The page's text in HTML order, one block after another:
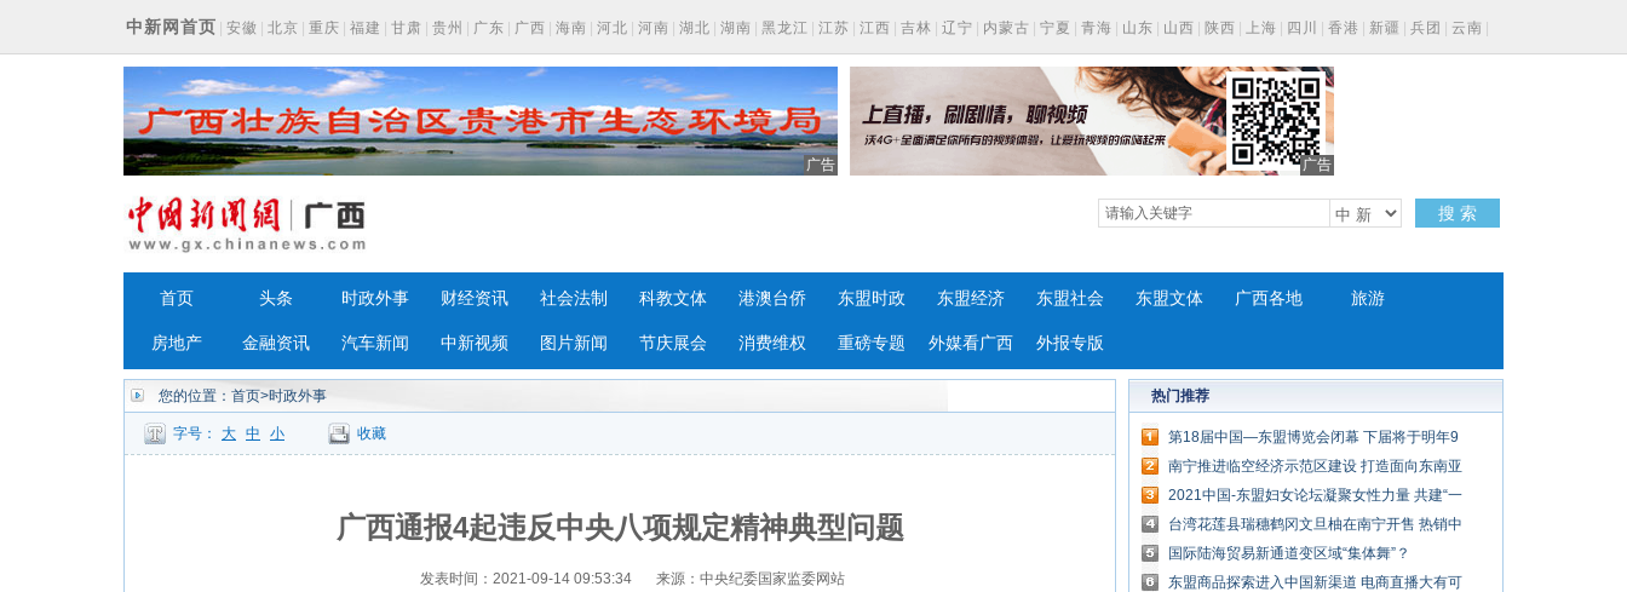
中新网首页 安徽 北京 重庆 福建 甘肃 贵州 广东 广西 海南 河北 河南 湖北 湖南 黑龙江 江苏 江西 吉林 辽宁 内蒙古 宁夏 青海 山东 山西 陕西 上海 四川 香港 新疆 兵团 云南
广告 广告
搜 索
首页 头条 时政外事 财经资讯 社会法制 科教文体 港澳台侨 东盟时政 东盟经济 东盟社会 东盟文体 广西各地 旅游
房地产 金融资讯 汽车新闻 中新视频 图片新闻 节庆展会 消费维权 重磅专题 外媒看广西 外报专版
您的位置： 首页>时政外事
字号： 大 中 小 收藏
广西通报4起违反中央八项规定精神典型问题
发表时间：2021-09-14 09:53:34 来源：中央纪委国家监委网站
热门推荐
第18届中国—东盟博览会闭幕 下届将于明年9
月举行
南宁推进临空经济示范区建设 打造面向东南亚
区域航空枢纽
2021中国-东盟妇女论坛凝聚女性力量 共建“一
带一路”
台湾花莲县瑞穗鹤冈文旦柚在南宁开售 热销中
秋市场
国际陆海贸易新通道变区域“集体舞”？
东盟商品探索进入中国新渠道 电商直播大有可